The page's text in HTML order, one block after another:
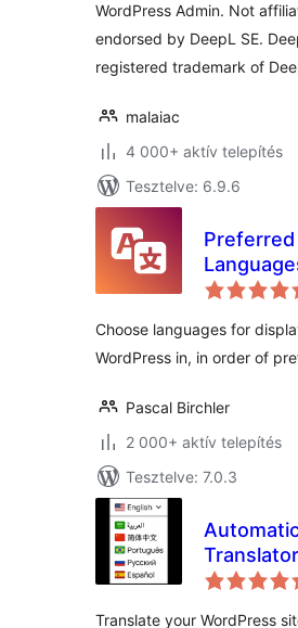
WordPress Admin. Not
endorsed by DeepL SE.
registered trademark of
malaiac
4 000+ aktív telepítés
Tesztelve: 6.9.6
Preferred
Choose languages for
WordPress in, in order of
Pascal Birchler
2 000+ aktív telepítés
Tesztelve: 7.0.3
Google
Translate your WordPress